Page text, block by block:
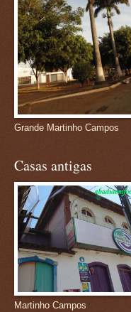
Grande Martinho Campos
Casas antigas
Martinho Campos